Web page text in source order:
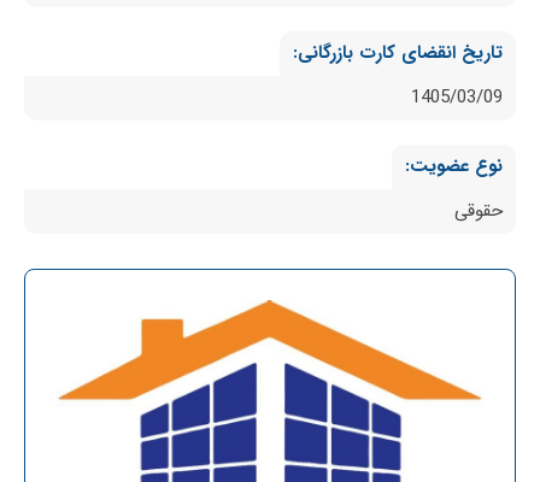
تاریخ انقضای کارت بازرگانی:
1405/03/09
نوع عضویت:
حقوقی